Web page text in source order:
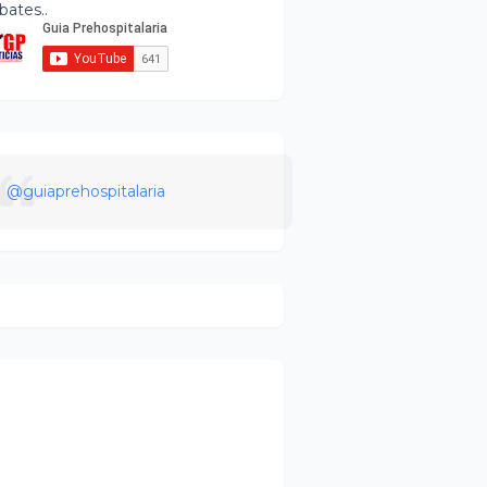
@guiaprehospitalaria